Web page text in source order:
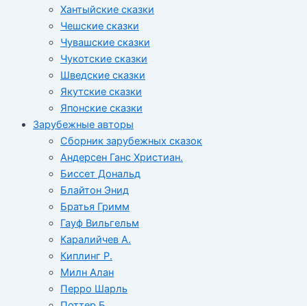
Хантыйские сказки
Чешские сказки
Чувашские сказки
Чукотские сказки
Шведские сказки
Якутские сказки
Японские сказки
Зарубежные авторы
Сборник зарубежных сказок
Андерсен Ганс Христиан.
Биссет Дональд
Блайтон Энид
Братья Гримм
Гауф Вильгельм
Каралийчев А.
Киплинг Р.
Милн Алан
Перро Шарль